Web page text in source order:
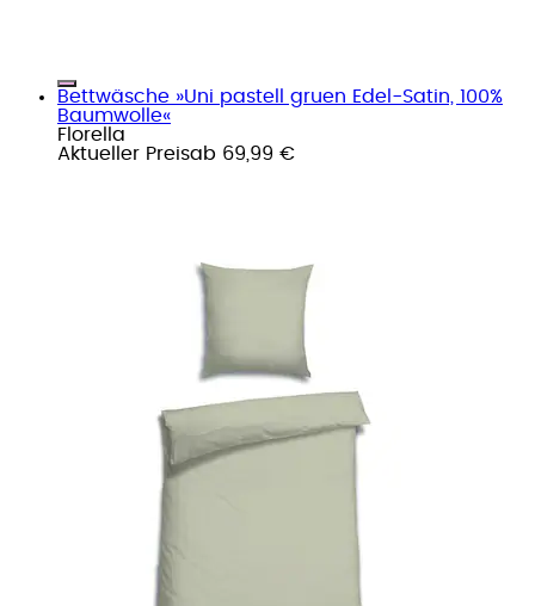
Bettwäsche »Uni pastell gruen Edel-Satin, 100%
Baumwolle«
Florella
Aktueller Preisab 69,99 €